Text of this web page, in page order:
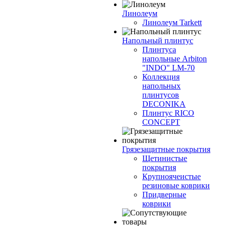
Линолеум
Линолеум Tarkett
Напольный плинтус
Плинтуса
напольные Arbiton
"INDO" LM-70
Коллекция
напольных
плинтусов
DECONIKA
Плинтус RICO
CONCEPT
Грязезащитные покрытия
Щетинистые
покрытия
Крупноячеистые
резиновые коврики
Придверные
коврики